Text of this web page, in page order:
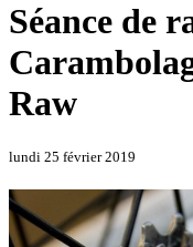
Séance de
Raw
lundi 25 février 2019